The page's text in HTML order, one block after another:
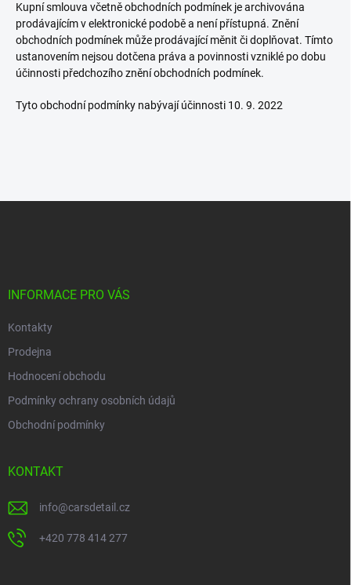
Kupní smlouva včetně obchodních podmínek je archivována
prodávajícím v elektronické podobě a není přístupná. Znění
obchodních podmínek může prodávající měnit či doplňovat. Tímto
ustanovením nejsou dotčena práva a povinnosti vzniklé po dobu
účinnosti předchozího znění obchodních podmínek.
Tyto obchodní podmínky nabývají účinnosti 10. 9. 2022
INFORMACE PRO VÁS
Kontakty
Prodejna
Hodnocení obchodu
Podmínky ochrany osobních údajů
Obchodní podmínky
KONTAKT
info@carsdetail.cz
+420 778 414 277